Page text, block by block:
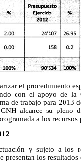
el procedimiento
con el apoyo de
de trabajo para 2013
alcance su pleno
a los
y sujeto a los
presentan los